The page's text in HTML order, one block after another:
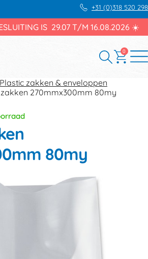
+31 (0)318 520 298
IS 29.07 T/M 16.08.2026 ☀️
0
Plastic zakken & enveloppen
270mmx300mm 80my
80my